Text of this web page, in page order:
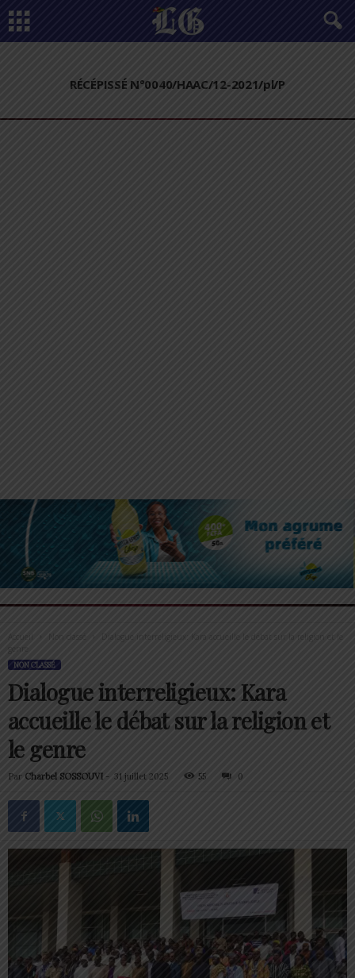
RÉCÉPISSÉ N°0040/HAAC/12-2021/pl/P
Accueil
Dialogue interreligieux: Kara accueille le débat sur la religion et le
NON CLASSÉ
Dialogue interreligieux: Kara
accueille le débat sur la religion et
le genre
Par Charbel SOSSOUVI - 31 juillet 2025 55 0